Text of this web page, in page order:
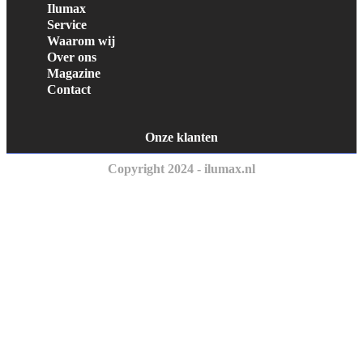
Ilumax
Service
Waarom wij
Over ons
Magazine
Contact
Onze klanten
Copyright 2024 - ilumax.nl